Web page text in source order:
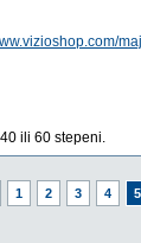
ili 60 stepeni.
1 2 3 4 5